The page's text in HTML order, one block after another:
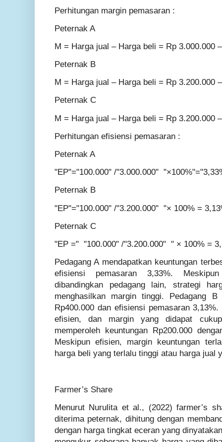
Perhitungan margin pemasaran :
Peternak A
M = Harga jual – Harga beli = Rp 3.000.000
Peternak B
M = Harga jual – Harga beli = Rp 3.200.000
Peternak C
M = Harga jual – Harga beli = Rp 3.200.000
Perhitungan efisiensi pemasaran :
Peternak A
"EP"="100.000" /"3.000.000"
Peternak B
"EP"="100.000" /"3.200.000" "× 100% =
Peternak C
"EP =" "100.000" /"3.200.000" " × 100% =
Pedagang A mendapatkan keuntungan
efisiensi pemasaran 3,33%.
dibandingkan pedagang lain, strategi
menghasilkan margin tinggi. Pedagang
Rp400.000 dan efisiensi pemasaran
efisien, dan margin yang didapat
memperoleh keuntungan Rp200.000
Meskipun efisien, margin keuntungan
harga beli yang terlalu tinggi atau harga jual
Farmer’s Share
Menurut Nurulita et al., (2022) farmer’s
diterima peternak, dihitung dengan
dengan harga tingkat eceran yang